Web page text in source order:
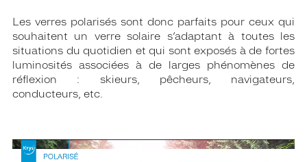
Les verres polarisés sont donc parfaits pour ceux qui
souhaitent un verre solaire s’adaptant à toutes les
situations du quotidien et qui sont exposés à de fortes
luminosités associées à de larges phénomènes de
réflexion : skieurs, pêcheurs, navigateurs,
conducteurs, etc.